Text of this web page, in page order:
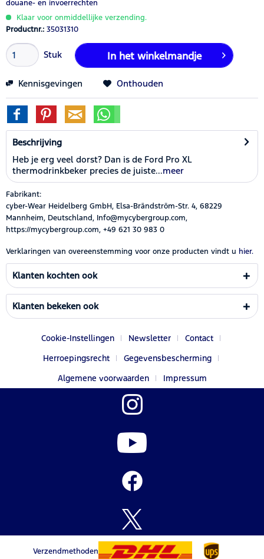
douane- en invoerrechten
Klaar voor onmiddellijke verzending.
Productnr.: 35031310
Stuk In het winkelmandje
Kennisgevingen Onthouden
Beschrijving
Heb je erg veel dorst? Dan is de Ford Pro XL
thermodrinkbeker precies de juiste...meer
Fabrikant:
cyber-Wear Heidelberg GmbH, Elsa-Brändström-Str. 4, 68229
Mannheim, Deutschland, Info@mycybergroup.com,
https://mycybergroup.com, +49 621 30 983 0
Verklaringen van overeenstemming voor onze producten vindt u hier.
Klanten kochten ook
Klanten bekeken ook
Cookie-Instellingen Newsletter
Contact
Herroepingsrecht
Gegevensbescherming
Algemene voorwaarden
Impressum
Verzendmethoden